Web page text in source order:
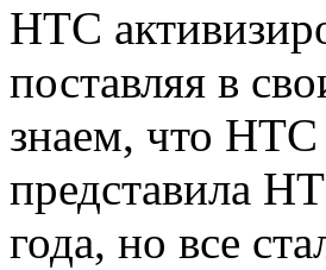
HTC
поставляя в
знаем, что
представила
года, но все